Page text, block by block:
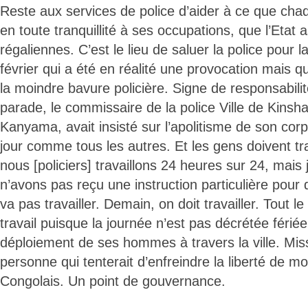
Reste aux services de police d’aider à ce que
en toute tranquillité à ses occupations, que l’Etat
régaliennes. C’est le lieu de saluer la police pour
février qui a été en réalité une provocation mais
la moindre bavure policière. Signe de
parade, le commissaire de la police Ville de
Kanyama, avait insisté sur l’apolitisme de son
jour comme tous les autres. Et les gens doivent
nous [policiers] travaillons 24 heures sur 24, mais
n’avons pas reçu une instruction particulière pour
va pas travailler. Demain, on doit travailler. Tout
travail puisque la journée n’est pas décrétée
déploiement de ses hommes à travers la ville.
personne qui tenterait d’enfreindre la liberté de
Congolais. Un point de gouvernance.